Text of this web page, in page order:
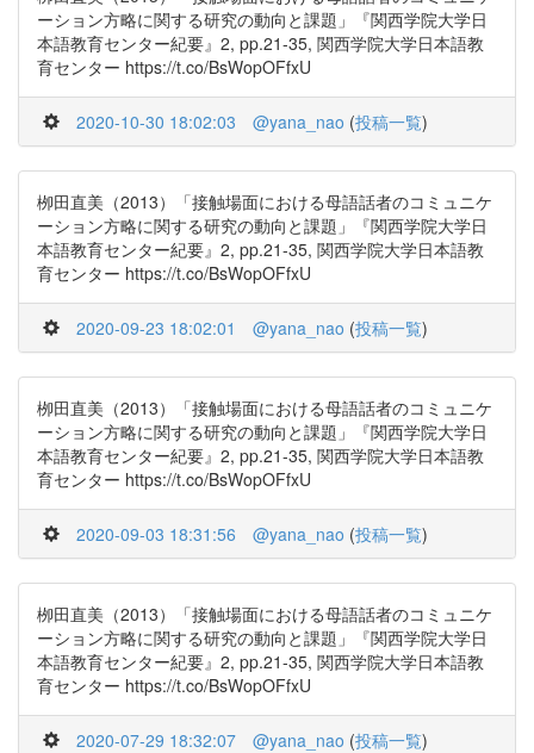
ーション方略に関する研究の動向と課題」『関西学院大学日
本語教育センター紀要』2, pp.21-35, 関西学院大学日本語教
育センター https://t.co/BsWopOFfxU
2020-10-30 18:02:03 @yana_nao (投稿一覧)
栁田直美（2013）「接触場面における母語話者のコミュニケ
ーション方略に関する研究の動向と課題」『関西学院大学日
本語教育センター紀要』2, pp.21-35, 関西学院大学日本語教
育センター https://t.co/BsWopOFfxU
2020-09-23 18:02:01 @yana_nao (投稿一覧)
栁田直美（2013）「接触場面における母語話者のコミュニケ
ーション方略に関する研究の動向と課題」『関西学院大学日
本語教育センター紀要』2, pp.21-35, 関西学院大学日本語教
育センター https://t.co/BsWopOFfxU
2020-09-03 18:31:56 @yana_nao (投稿一覧)
栁田直美（2013）「接触場面における母語話者のコミュニケ
ーション方略に関する研究の動向と課題」『関西学院大学日
本語教育センター紀要』2, pp.21-35, 関西学院大学日本語教
育センター https://t.co/BsWopOFfxU
2020-07-29 18:32:07 @yana_nao (投稿一覧)